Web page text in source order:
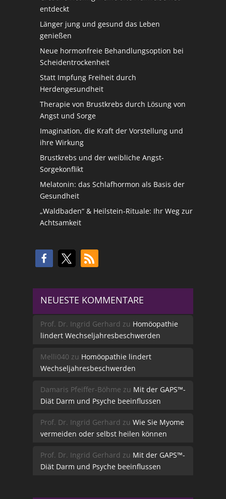
entdeckt
Länger jung und gesund das Leben
genießen
Neue hormonfreie Behandlungsoption bei
Scheidentrockenheit
Statt Impfung Freiheit durch
Herdengesundheit
Therapie von Brustkrebs durch Lösung von
Angst und Sorge
Imagination, die Kraft der Vorstellung und
ihre Wirkung
Brustkrebs und der weibliche Angst-
Sorgekonflikt
Melatonin: das Schlafhormon als Basis der
Gesundheit
„Waldbaden“ & Heilstein-Rituale: Ihr Weg zur
Achtsamkeit
NEUESTE KOMMENTARE
Prof. Dr. Ingrid Gerhard zu Homöopathie
lindert Wechseljahresbeschwerden
Melli040 zu Homöopathie lindert
Wechseljahresbeschwerden
Damaris Pfeiffer-Böhme zu Mit der GAPS™-
Diät Darm und Psyche beeinflussen
Prof. Dr. Ingrid Gerhard zu Wie Sie Myome
vermeiden oder selbst heilen können
Prof. Dr. Ingrid Gerhard zu Mit der GAPS™-
Diät Darm und Psyche beeinflussen